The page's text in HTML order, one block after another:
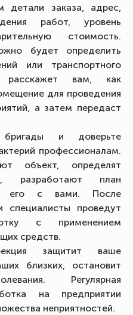
заказа, адрес,
работ, уровень
стоимость.
будет определить
или транспортного
расскажет вам, как
для проведения
а затем передаст
и доверьте
профессионалам.
объект, определят
разработают план
его с вами. После
специалисты проведут
с применением
средств.
защитит ваше
близких, остановит
Регулярная
на предприятии
неприятностей.